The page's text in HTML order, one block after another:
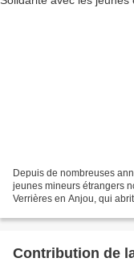
Depuis de nombreuses
jeunes mineurs étrangers
Verrières en Anjou, qui
Contribution de